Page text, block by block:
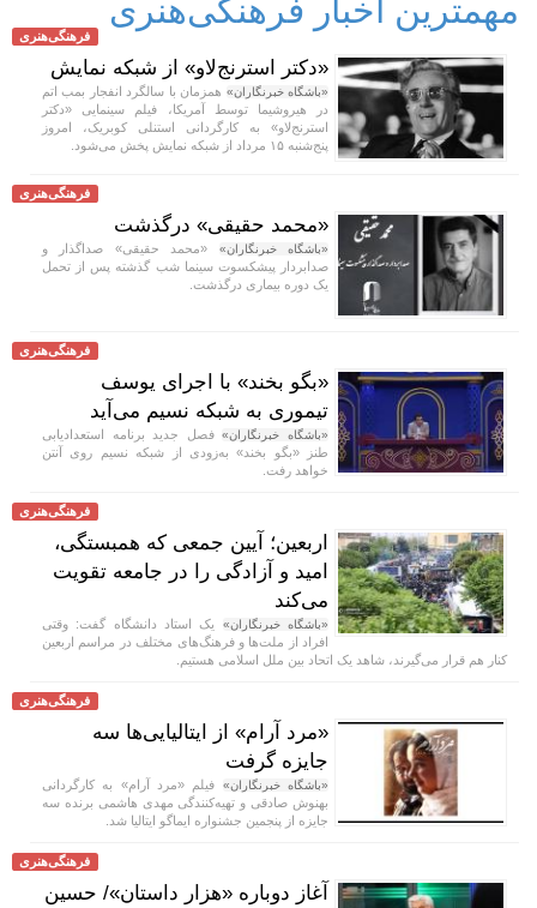
مهمترین اخبار فرهنگی‌هنری
فرهنگی‌هنری
«دکتر استرنج‌لاو» از شبکه نمایش
«باشگاه خبرنگاران» همزمان با سالگرد انفجار بمب اتم
در هیروشیما توسط آمریکا، فیلم سینمایی «دکتر
استرنج‌لاو» به کارگردانی استنلی کوبریک، امروز
پنج‌شنبه ۱۵ مرداد از شبکه نمایش پخش می‌شود.
فرهنگی‌هنری
«محمد حقیقی» درگذشت
«باشگاه خبرنگاران» «محمد حقیقی» صداگذار و
صدابردار پیشکسوت سینما شب گذشته پس از تحمل
یک دوره بیماری درگذشت.
فرهنگی‌هنری
«بگو بخند» با اجرای یوسف
تیموری به شبکه نسیم می‌آید
«باشگاه خبرنگاران»فصل جدید برنامه استعدادیابی
طنز «بگو بخند» به‌زودی از شبکه نسیم روی آنتن
خواهد رفت.
فرهنگی‌هنری
اربعین؛ آیین جمعی که همبستگی،
امید و آزادگی را در جامعه تقویت
می‌کند
«باشگاه خبرنگاران» یک استاد دانشگاه گفت: وقتی
افراد از ملت‌ها و فرهنگ‌های مختلف در مراسم اربعین
کنار هم قرار می‌گیرند، شاهد یک اتحاد بین ملل اسلامی هستیم.
فرهنگی‌هنری
«مرد آرام» از ایتالیایی‌ها سه
جایزه گرفت
«باشگاه خبرنگاران» فیلم «مرد آرام» به کارگردانی
بهنوش صادقی و تهیه‌کنندگی مهدی هاشمی برنده سه
جایزه از پنجمین جشنواره ایماگو ایتالیا شد.
فرهنگی‌هنری
آغاز دوباره «هزار داستان»/ حسین